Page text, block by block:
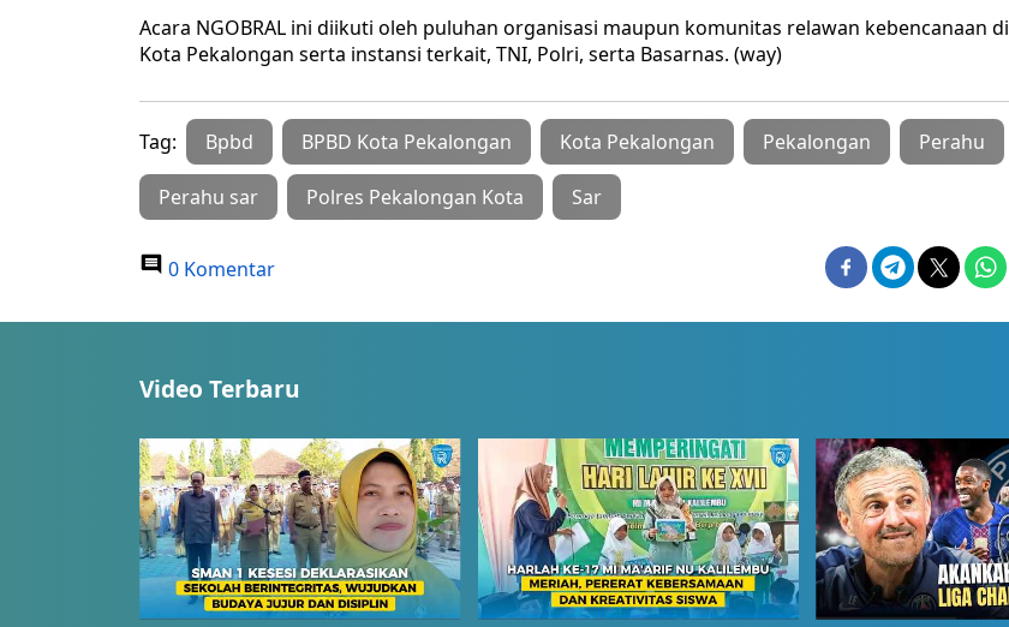
Acara NGOBRAL ini diikuti oleh puluhan organisasi maupun komunitas relawan kebencanaan di
Kota Pekalongan serta instansi terkait, TNI, Polri, serta Basarnas. (way)
Tag: Bpbd BPBD Kota Pekalongan Kota Pekalongan Pekalongan Perahu
Perahu sar Polres Pekalongan Kota Sar
0 Komentar
Video Terbaru